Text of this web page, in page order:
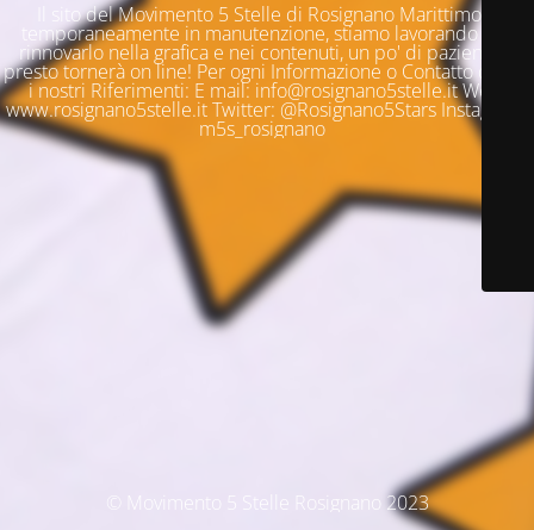
Il sito del Movimento 5 Stelle di Rosignano Marittimo è
temporaneamente in manutenzione, stiamo lavorando per
rinnovarlo nella grafica e nei contenuti, un po' di pazienza e
presto tornerà on line! Per ogni Informazione o Contatto questi
i nostri Riferimenti: E mail: info@rosignano5stelle.it Web:
www.rosignano5stelle.it Twitter: @Rosignano5Stars Instagram:
m5s_rosignano
© Movimento 5 Stelle Rosignano 2023